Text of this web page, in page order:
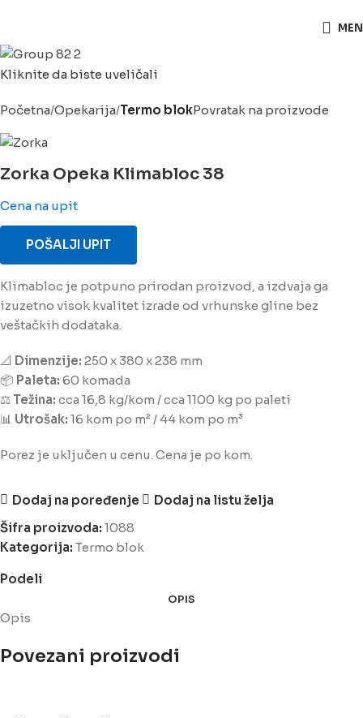
Kliknite da biste uveličali
Početna Opekarija Termo blokPovratak na proizvode
Zorka Opeka Klimabloc 38
Cena na upit
POŠALJI UPIT
Klimabloc je potpuno prirodan proizvod, a izdvaja ga
izuzetno visok kvalitet izrade od vrhunske gline bez
veštačkih dodataka.
📐 Dimenzije: 250 x 380 x 238 mm
📦 Paleta: 60 komada
⚖️ Težina: cca 16,8 kg/kom / cca 1100 kg po paleti
📊 Utrošak: 16 kom po m² / 44 kom po m³
Porez je uključen u cenu. Cena je po kom.
Dodaj na poređenje
Dodaj na listu želja
Šifra proizvoda: 1088
Kategorija: Termo blok
Podeli
OPIS
Opis
Povezani proizvodi